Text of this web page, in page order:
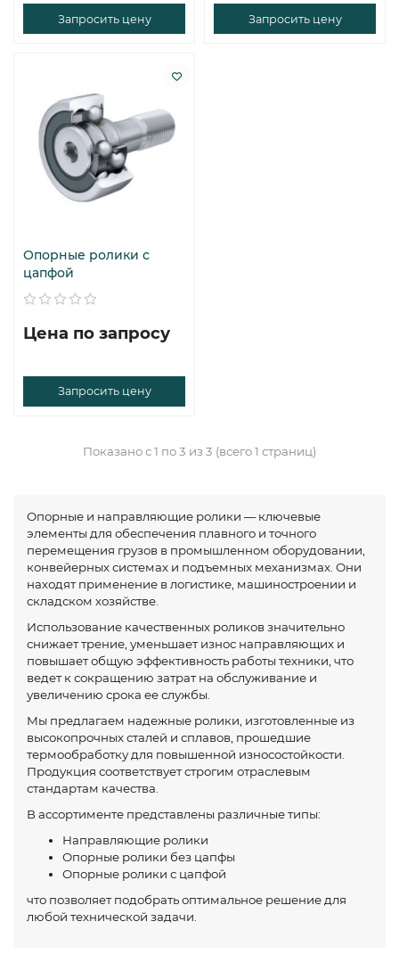
Запросить цену Запросить цену
Опорные ролики с
цапфой
Цена по запросу
Запросить цену
Показано с 1 по 3 из 3 (всего 1 страниц)
Опорные и направляющие ролики — ключевые
элементы для обеспечения плавного и точного
перемещения грузов в промышленном оборудовании,
конвейерных системах и подъемных механизмах. Они
находят применение в логистике, машиностроении и
складском хозяйстве.
Использование качественных роликов значительно
снижает трение, уменьшает износ направляющих и
повышает общую эффективность работы техники, что
ведет к сокращению затрат на обслуживание и
увеличению срока ее службы.
Мы предлагаем надежные ролики, изготовленные из
высокопрочных сталей и сплавов, прошедшие
термообработку для повышенной износостойкости.
Продукция соответствует строгим отраслевым
стандартам качества.
В ассортименте представлены различные типы:
Направляющие ролики
Опорные ролики без цапфы
Опорные ролики с цапфой
что позволяет подобрать оптимальное решение для
любой технической задачи.